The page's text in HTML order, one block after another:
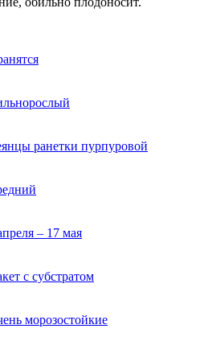
ранетки пурпуровой
– 17 мая
с субстратом
морозостойкие